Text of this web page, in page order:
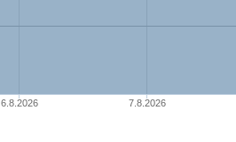
6.8.2026 7.8.2026